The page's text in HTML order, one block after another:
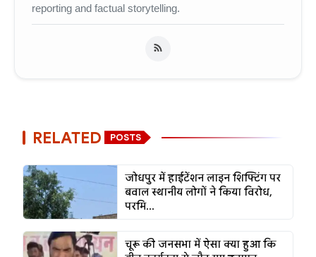
reporting and factual storytelling.
RELATED POSTS
जोधपुर में हाईटेंशन लाइन शिफ्टिंग पर
बवाल स्थानीय लोगों ने किया विरोध,
परमि...
चूरू की जनसभा में ऐसा क्या हुआ कि